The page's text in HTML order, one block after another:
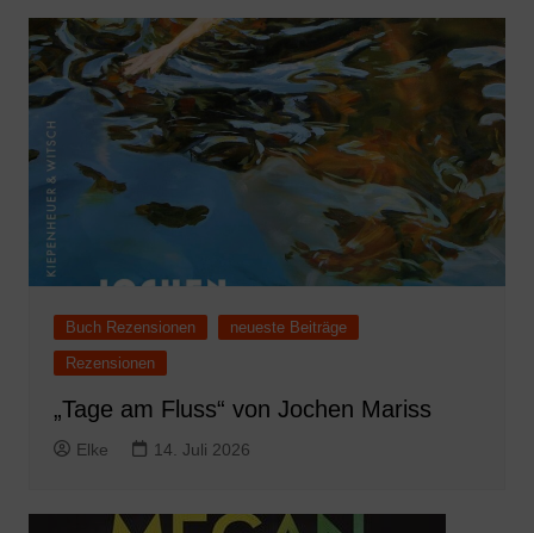
Buch Rezensionen
neueste Beiträge
Rezensionen
„Tage am Fluss“ von Jochen Mariss
Elke 14. Juli 2026